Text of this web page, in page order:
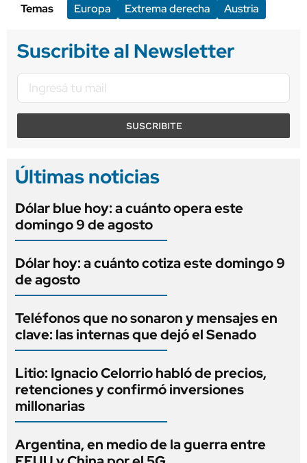
Temas
Europa Extrema derecha Austria
Suscribite al Newsletter
SUSCRIBITE
Últimas noticias
Dólar blue hoy: a cuánto opera este
domingo 9 de agosto
Dólar hoy: a cuánto cotiza este domingo 9
de agosto
Teléfonos que no sonaron y mensajes en
clave: las internas que dejó el Senado
Litio: Ignacio Celorrio habló de precios,
retenciones y confirmó inversiones
millonarias
Argentina, en medio de la guerra entre